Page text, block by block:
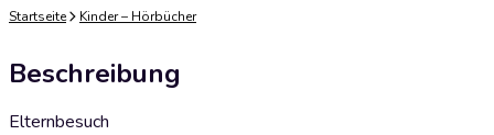
Startseite Kinder – Hörbücher
Beschreibung
Elternbesuch